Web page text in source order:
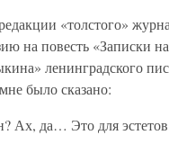
«толстого»
на повесть «Записки
ленинградского
было сказано:
Ах, да… Это для